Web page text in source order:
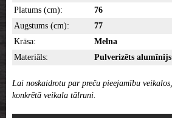
Platums (cm):
76
Augstums (cm):
77
Krāsa:
Melna
Materiāls:
Pulverizēts
Lai noskaidrotu par preču pieejamību
konkrētā veikala tālruni.